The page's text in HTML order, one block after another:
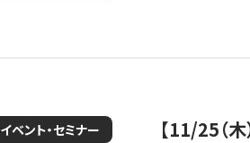
イベント・セミナー 【11/25（